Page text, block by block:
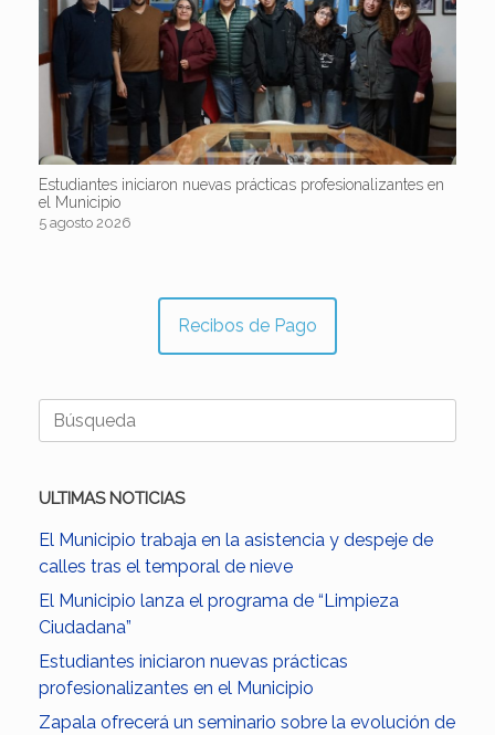
Estudiantes iniciaron nuevas prácticas profesionalizantes en
el Municipio
5 agosto 2026
Recibos de Pago
Buscar:
ULTIMAS NOTICIAS
El Municipio trabaja en la asistencia y despeje de
calles tras el temporal de nieve
El Municipio lanza el programa de “Limpieza
Ciudadana”
Estudiantes iniciaron nuevas prácticas
profesionalizantes en el Municipio
Zapala ofrecerá un seminario sobre la evolución de